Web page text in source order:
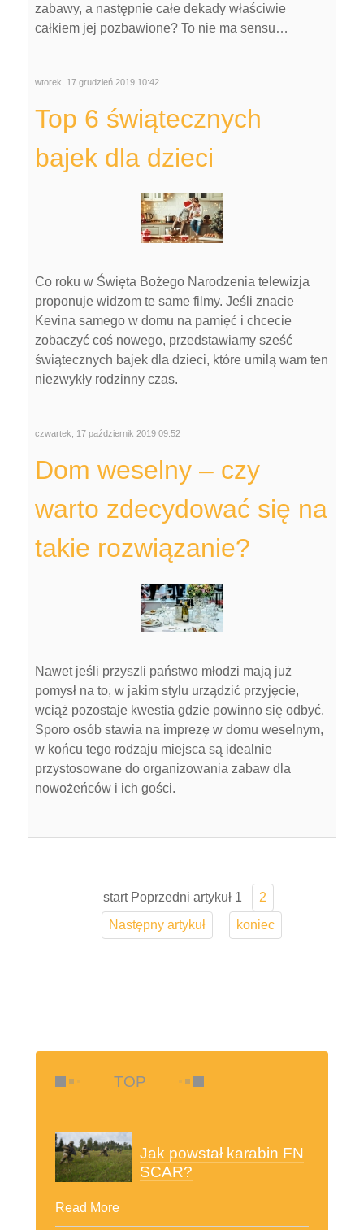
zabawy, a następnie całe dekady właściwie
całkiem jej pozbawione? To nie ma sensu…
wtorek, 17 grudzień 2019 10:42
Top 6 świątecznych
bajek dla dzieci
Co roku w Święta Bożego Narodzenia telewizja
proponuje widzom te same filmy. Jeśli znacie
Kevina samego w domu na pamięć i chcecie
zobaczyć coś nowego, przedstawiamy sześć
świątecznych bajek dla dzieci, które umilą wam ten
niezwykły rodzinny czas.
czwartek, 17 październik 2019 09:52
Dom weselny – czy
warto zdecydować się na
takie rozwiązanie?
Nawet jeśli przyszli państwo młodzi mają już
pomysł na to, w jakim stylu urządzić przyjęcie,
wciąż pozostaje kwestia gdzie powinno się odbyć.
Sporo osób stawia na imprezę w domu weselnym,
w końcu tego rodzaju miejsca są idealnie
przystosowane do organizowania zabaw dla
nowożeńców i ich gości.
start Poprzedni artykuł 1
2
Następny artykuł
koniec
TOP
Jak powstał karabin FN
SCAR?
Read More